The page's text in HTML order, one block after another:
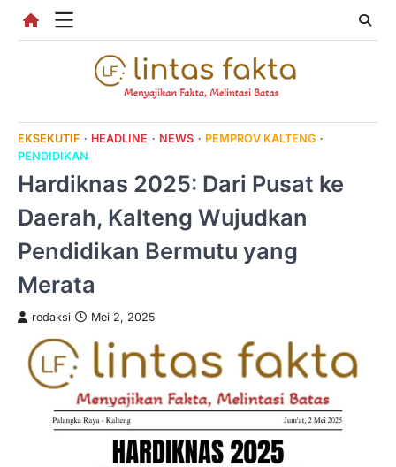
EKSEKUTIF HEADLINE NEWS
PEMPROV KALTENG
PENDIDIKAN
Hardiknas 2025: Dari Pusat ke
Daerah, Kalteng Wujudkan
Pendidikan Bermutu yang
Merata
redaksi Mei 2, 2025